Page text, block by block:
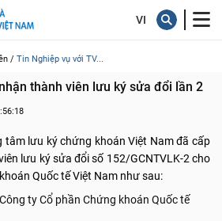
/ Tin Nghiệp vụ với TV...
thành viên lưu ký sửa đổi lần 2
tâm lưu ký chứng khoán Việt Nam đã cấp
lưu ký sửa đổi số 152/GCNTVLK-2 cho
Quốc tế Việt Nam như sau:
ty Cổ phần Chứng khoán Quốc tế